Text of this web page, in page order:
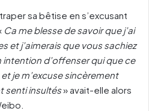
sa bêtise en s’excusant
Ca me blesse de savoir que j’ai
et j’aimerais que vous sachiez
intention d’offenser qui que ce
je m’excuse sincèrement
senti insultés» avait-elle alors